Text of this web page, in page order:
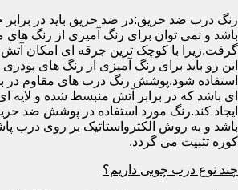
رنگ درب ضد حریق:در ضد حریق باید در
باشد و نمی توان برای رنگ آمیزی از رنگ
گرفت.زیرا با کوچک ترین جرقه ای امکان آتش
این رو باید برای رنگ آمیزی از رنگ های
استفاده شود.پوشش رنگ درب های مقاوم در
ای باشد که در برابر آتش منبسط شده و لایه
ایجاد کند.رنگ مورد استفاده در پوشش ضد
باشد و به روش الکترواستاتیک بر روی درب
کوره تثبیت می گردد.
چند نوع درب چوبی داریم؟